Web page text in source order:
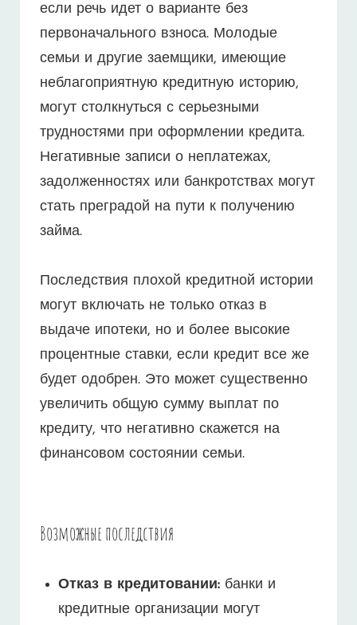
если речь идет о варианте без
первоначального взноса. Молодые
семьи и другие заемщики, имеющие
неблагоприятную кредитную историю,
могут столкнуться с серьезными
трудностями при оформлении кредита.
Негативные записи о неплатежах,
задолженностях или банкротствах могут
стать преградой на пути к получению
займа.
Последствия плохой кредитной истории
могут включать не только отказ в
выдаче ипотеки, но и более высокие
процентные ставки, если кредит все же
будет одобрен. Это может существенно
увеличить общую сумму выплат по
кредиту, что негативно скажется на
финансовом состоянии семьи.
Возможные последствия
Отказ в кредитовании:банки и
кредитные организации могут